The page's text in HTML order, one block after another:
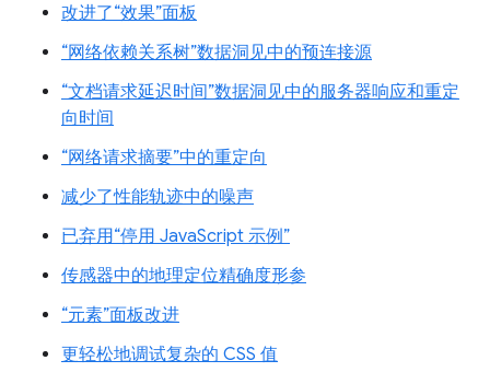
改进了“效果”面板
“网络依赖关系树”数据洞见中的预连接源
“文档请求延迟时间”数据洞见中的服务器响应和重定
向时间
“网络请求摘要”中的重定向
减少了性能轨迹中的噪声
已弃用“停用 JavaScript 示例”
传感器中的地理定位精确度形参
“元素”面板改进
更轻松地调试复杂的 CSS 值